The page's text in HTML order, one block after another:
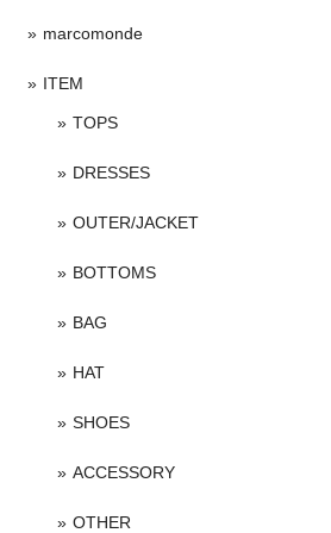
marcomonde
ITEM
TOPS
DRESSES
OUTER/JACKET
BOTTOMS
BAG
HAT
SHOES
ACCESSORY
OTHER